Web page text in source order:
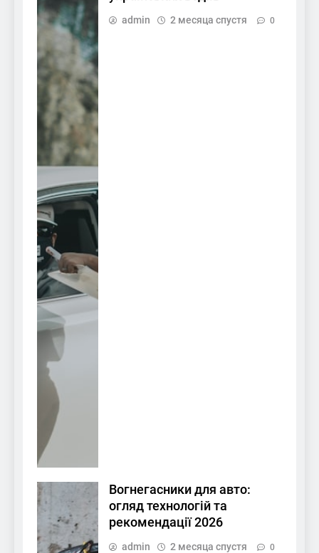
admin 2 месяца спустя 0
Вогнегасники для авто:
огляд технологій та
рекомендації 2026
admin 2 месяца спустя 0